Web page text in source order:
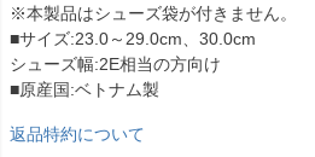
※本製品はシューズ袋が付きません。
■サイズ:23.0～29.0cm、30.0cm
シューズ幅:2E相当の方向け
■原産国:ベトナム製
返品特約について